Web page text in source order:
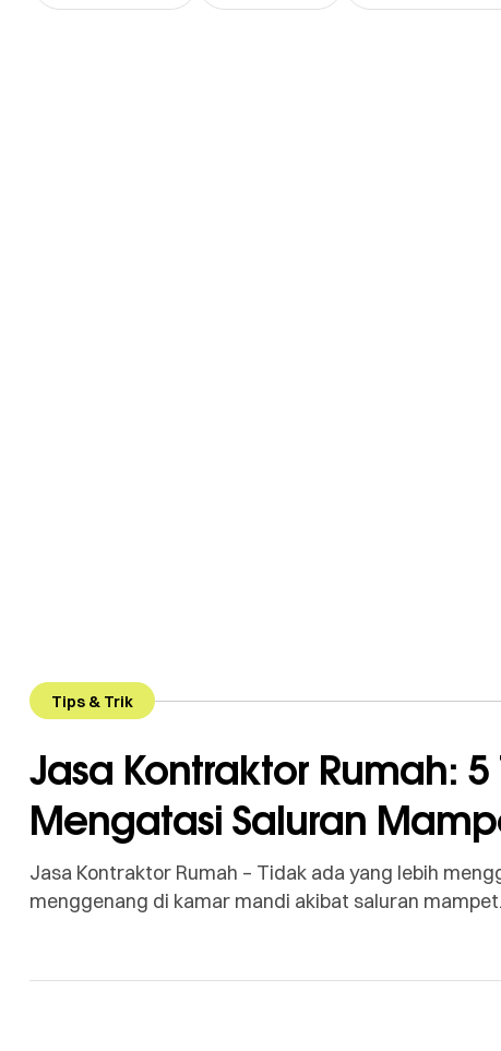
Tips & Trik
Jasa Kontraktor Rumah:
Mengatasi Saluran
Jasa Kontraktor Rumah – Tidak ada yang lebih
menggenang di kamar mandi akibat saluran
mengeras […]